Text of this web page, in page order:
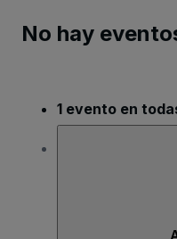
No hay
1 evento en